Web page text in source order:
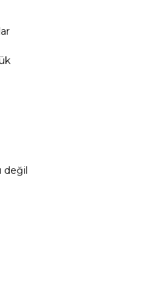
değil